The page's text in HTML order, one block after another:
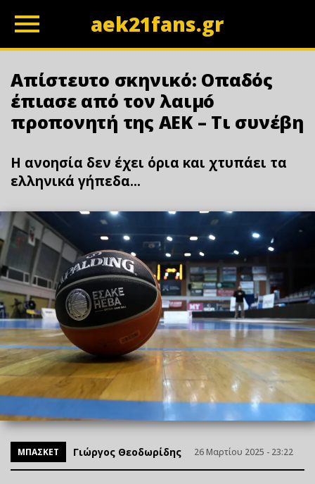
aek21fans.gr
Απίστευτo σκηνικό: Οπαδός
έπιασε από τον λαιμó
προπονητή της ΑΕΚ – Τι συνέβη
Η ανοησία δεν έχει όρια και χτυπάει τα
ελληνικά γήπεδα...
ΜΠΑΣΚΕΤ Γιώργος Θεοδωρίδης 26 Μαρτίου 2025 - 23:22